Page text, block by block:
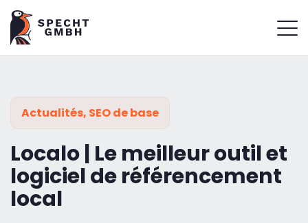
Actualités, SEO de base
Localo | Le meilleur outil et
logiciel de référencement
local